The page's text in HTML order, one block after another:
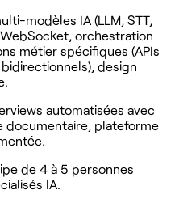
modèles IA (LLM, STT,
orchestration
métier spécifiques (APIs
design
automatisées avec
documentaire, plateforme
de 4 à 5 personnes
IA.